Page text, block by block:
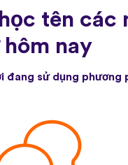
tên các
nay
đang sử dụng phương